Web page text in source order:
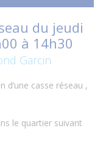
du jeudi
à 14h30
Garcin
d’une casse réseau ,
le quartier suivant